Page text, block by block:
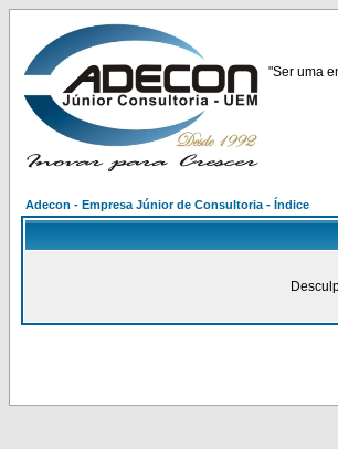
"Ser uma
Adecon - Empresa Júnior de Consultoria - Índice